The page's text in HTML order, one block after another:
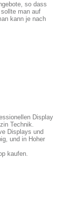
so dass
man auf
kann je nach
Display
Technik.
Displays und
und in Hoher
kaufen.